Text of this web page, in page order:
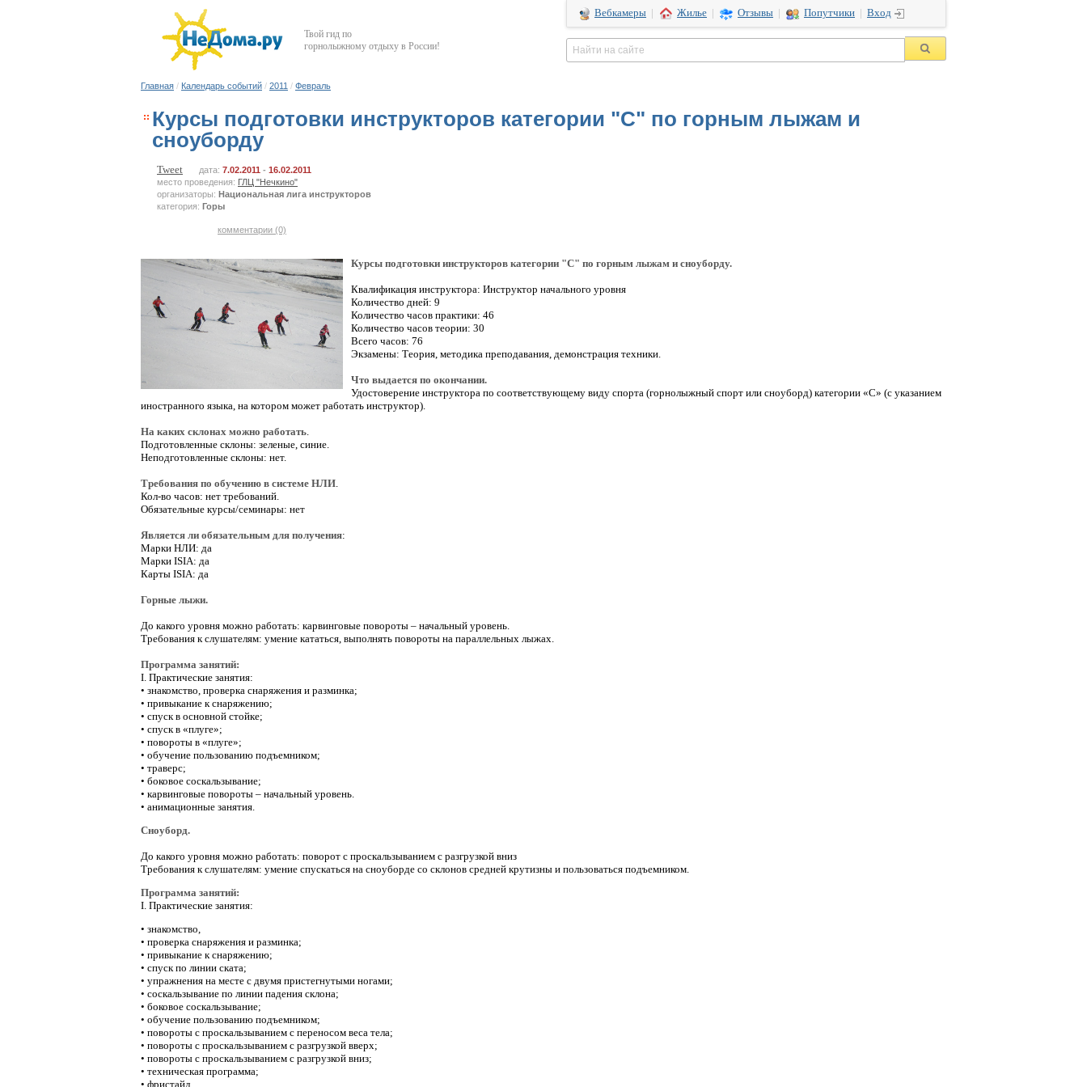
Твой гид по
горнолыжному отдыху в России!
Вебкамеры Жилье Отзывы Попутчики Вход
Главная / Календарь событий / 2011 / Февраль
Курсы подготовки инструкторов категории "С" по горным лыжам и
сноуборду
Tweet дата: 7.02.2011 - 16.02.2011
место проведения: ГЛЦ "Нечкино"
организаторы: Национальная лига инструкторов
категория: Горы
комментарии (0)
Курсы подготовки инструкторов категории "С" по горным лыжам и сноуборду.
Квалификация инструктора: Инструктор начального уровня
Количество дней: 9
Количество часов практики: 46
Количество часов теории: 30
Всего часов: 76
Экзамены: Теория, методика преподавания, демонстрация техники.
Что выдается по окончании.
Удостоверение инструктора по соответствующему виду спорта (горнолыжный спорт или сноуборд) категории «С» (с указанием
иностранного языка, на котором может работать инструктор).
На каких склонах можно работать.
Подготовленные склоны: зеленые, синие.
Неподготовленные склоны: нет.
Требования по обучению в системе НЛИ.
Кол-во часов: нет требований.
Обязательные курсы/семинары: нет
Является ли обязательным для получения:
Марки НЛИ: да
Марки ISIA: да
Карты ISIA: да
Горные лыжи.
До какого уровня можно работать: карвинговые повороты – начальный уровень.
Требования к слушателям: умение кататься, выполнять повороты на параллельных лыжах.
Программа занятий:
I. Практические занятия:
• знакомство, проверка снаряжения и разминка;
• привыкание к снаряжению;
• спуск в основной стойке;
• спуск в «плуге»;
• повороты в «плуге»;
• обучение пользованию подъемником;
• траверс;
• боковое соскальзывание;
• карвинговые повороты – начальный уровень.
• анимационные занятия.
Сноуборд.
До какого уровня можно работать: поворот с проскальзыванием с разгрузкой вниз
Требования к слушателям: умение спускаться на сноуборде со склонов средней крутизны и пользоваться подъемником.
Программа занятий:
I. Практические занятия:
• знакомство,
• проверка снаряжения и разминка;
• привыкание к снаряжению;
• спуск по линии ската;
• упражнения на месте с двумя пристегнутыми ногами;
• соскальзывание по линии падения склона;
• боковое соскальзывание;
• обучение пользованию подъемником;
• повороты с проскальзыванием с переносом веса тела;
• повороты с проскальзыванием с разгрузкой вверх;
• повороты с проскальзыванием с разгрузкой вниз;
• техническая программа;
• фристайл